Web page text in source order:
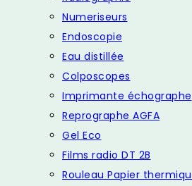
Numeriseurs
Endoscopie
Eau distillée
Colposcopes
Imprimante échographe
Reprographe AGFA
Gel Eco
Films radio DT 2B
Rouleau Papier